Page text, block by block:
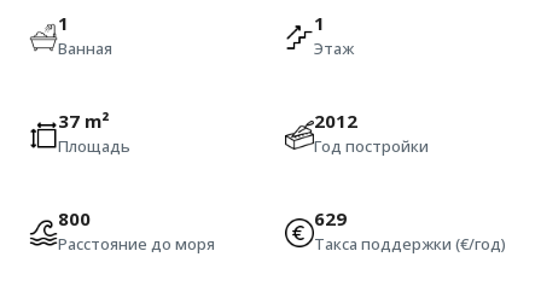
1
Ванная
1
Этаж
37 m²
Площадь
2012
Год постройки
800
Расстояние до моря
629
Такса поддержки (€/год)